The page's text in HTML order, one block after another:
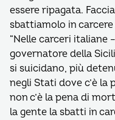
essere ripagata.
sbattiamolo in carcere
“Nelle carceri italiane
governatore della
si suicidano, più
negli Stati dove c’è la
non c’è la pena di
la gente la sbatti in